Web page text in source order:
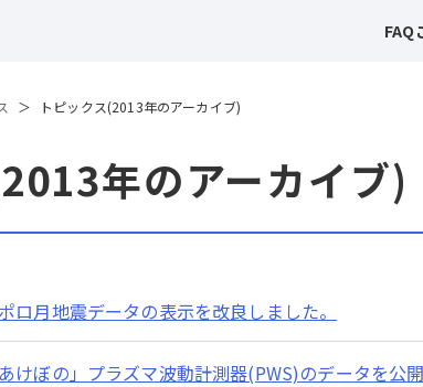
FAQ
トピックス(2013年のアーカイブ)
年のアーカイブ)
ロ月地震データの表示を改良しました。
あけぼの」プラズマ波動計測器(PWS)のデータを公